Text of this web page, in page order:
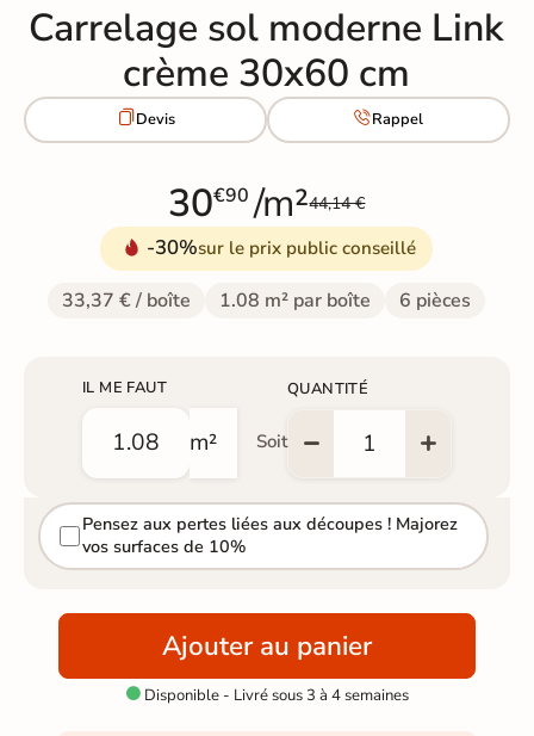
Carrelage sol moderne Link
crème 30x60 cm
Devis Rappel
30€90 /m²44,14 €
-30%sur le prix public conseillé
33,37 € / boîte 1.08 m² par boîte 6 pièces
IL ME FAUT
m² Soit
QUANTITÉ
Pensez aux pertes liées aux découpes ! Majorez
vos surfaces de 10%
Ajouter au panier
Disponible - Livré sous 3 à 4 semaines